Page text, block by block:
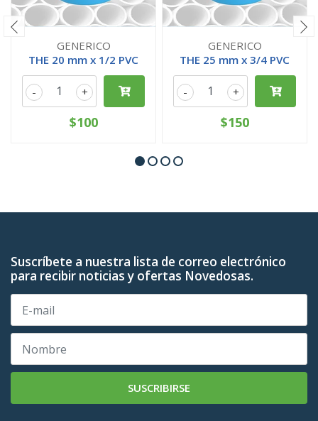
GENERICO
THE 20 mm x 1/2 PVC
+
-
$100
GENERICO
THE 25 mm x 3/4 PVC
+
-
$150
Suscríbete a nuestra lista de correo electrónico
para recibir noticias y ofertas Novedosas.
SUSCRIBIRSE